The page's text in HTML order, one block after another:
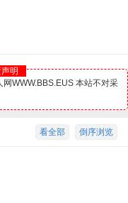
明
WWW.BBS.EUS 本站不对采
倒序浏览
看全部